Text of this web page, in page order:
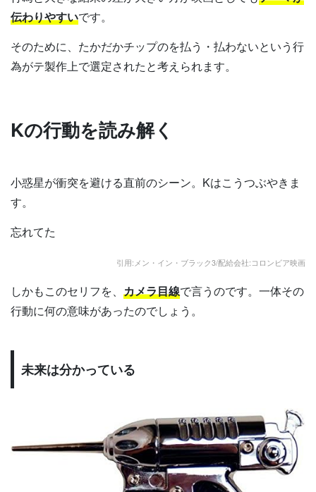
伝わりやすいです。
そのために、たかだかチップのを払う・払わないという行
為がテ製作上で選定されたと考えられます。
Kの行動を読み解く
小惑星が衝突を避ける直前のシーン。Kはこうつぶやきま
す。
忘れてた
引用:メン・イン・ブラック3/配給会社:コロンビア映画
しかもこのセリフを、 カメラ目線で言うのです。一体その
行動に何の意味があったのでしょう。
未来は分かっている